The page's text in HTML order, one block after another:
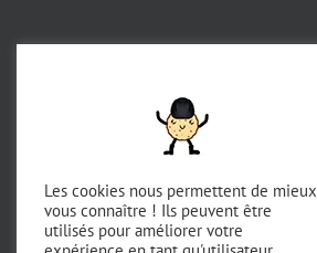
Les cookies nous permettent de mieux
vous connaître ! Ils peuvent être
utilisés pour améliorer votre